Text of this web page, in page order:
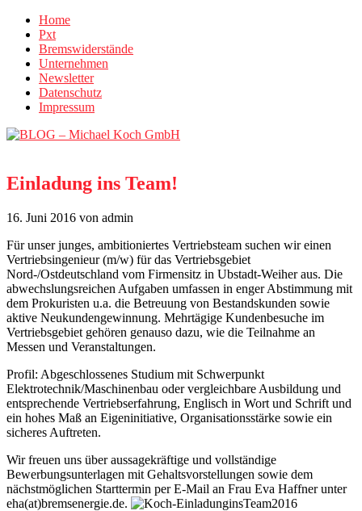
Home
Pxt
Bremswiderstände
Unternehmen
Newsletter
Datenschutz
Impressum
Einladung ins Team!
16. Juni 2016 von admin
Für unser junges, ambitioniertes Vertriebsteam suchen wir einen
Vertriebsingenieur (m/w) für das Vertriebsgebiet
Nord-/Ostdeutschland vom Firmensitz in Ubstadt-Weiher aus. Die
abwechslungsreichen Aufgaben umfassen in enger Abstimmung mit
dem Prokuristen u.a. die Betreuung von Bestandskunden sowie
aktive Neukundengewinnung. Mehrtägige Kundenbesuche im
Vertriebsgebiet gehören genauso dazu, wie die Teilnahme an
Messen und Veranstaltungen.
Profil: Abgeschlossenes Studium mit Schwerpunkt
Elektrotechnik/Maschinenbau oder vergleichbare Ausbildung und
entsprechende Vertriebserfahrung, Englisch in Wort und Schrift und
ein hohes Maß an Eigeninitiative, Organisationsstärke sowie ein
sicheres Auftreten.
Wir freuen uns über aussagekräftige und vollständige
Bewerbungsunterlagen mit Gehaltsvorstellungen sowie dem
nächstmöglichen Starttermin per E-Mail an Frau Eva Haffner unter
eha(at)bremsenergie.de.